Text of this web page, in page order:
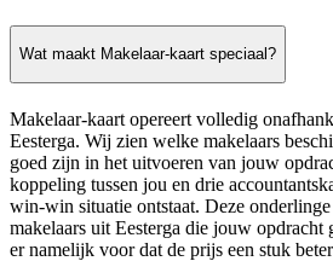
Wat maakt Makelaar-kaart speciaal?
Makelaar-kaart opereert volledig
Eesterga. Wij zien welke makelaars
goed zijn in het uitvoeren van jouw
koppeling tussen jou en drie
win-win situatie ontstaat. Deze
makelaars uit Eesterga die jouw
er namelijk voor dat de prijs een stuk